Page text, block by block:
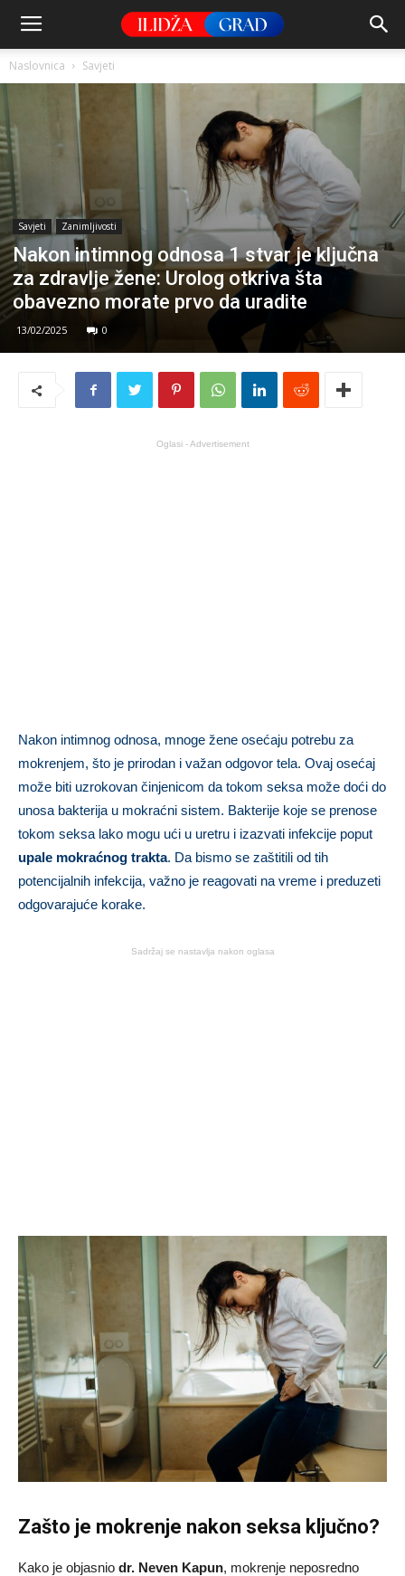
Naslovnica Savjeti
Savjeti Zanimljivosti
Nakon intimnog odnosa 1 stvar je ključna
za zdravlje žene: Urolog otkriva šta
obavezno morate prvo da uradite
13/02/2025 0
Oglasi - Advertisement
Nakon intimnog odnosa, mnoge žene osećaju potrebu za
mokrenjem, što je prirodan i važan odgovor tela. Ovaj osećaj
može biti uzrokovan činjenicom da tokom seksa može doći do
unosa bakterija u mokraćni sistem. Bakterije koje se prenose
tokom seksa lako mogu ući u uretru i izazvati infekcije poput
upale mokraćnog trakta. Da bismo se zaštitili od tih
potencijalnih infekcija, važno je reagovati na vreme i preduzeti
odgovarajuće korake.
Sadržaj se nastavlja nakon oglasa
Zašto je mokrenje nakon seksa ključno?
Kako je objasnio dr. Neven Kapun, mokrenje neposredno